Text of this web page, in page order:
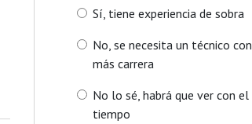
Sí, tiene experiencia de sobra
No, se necesita un técnico con
más carrera
No lo sé, habrá que ver con el
tiempo